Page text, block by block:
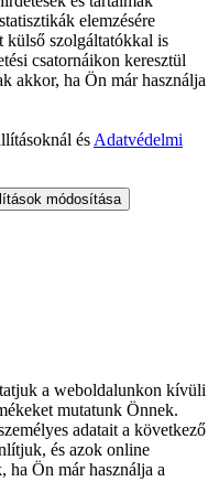
elemzésére
külső szolgáltatókkal is
csatornáikon keresztül
akkor, ha Ön már használja
és Adatvédelmi
módosítása
a weboldalunkon kívüli
mutatunk Önnek.
adatait a következő
és azok online
ha Ön már használja a